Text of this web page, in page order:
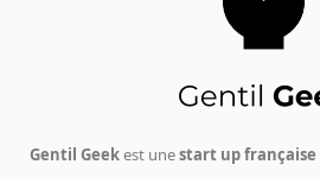
Gentil Geekest unestart up française